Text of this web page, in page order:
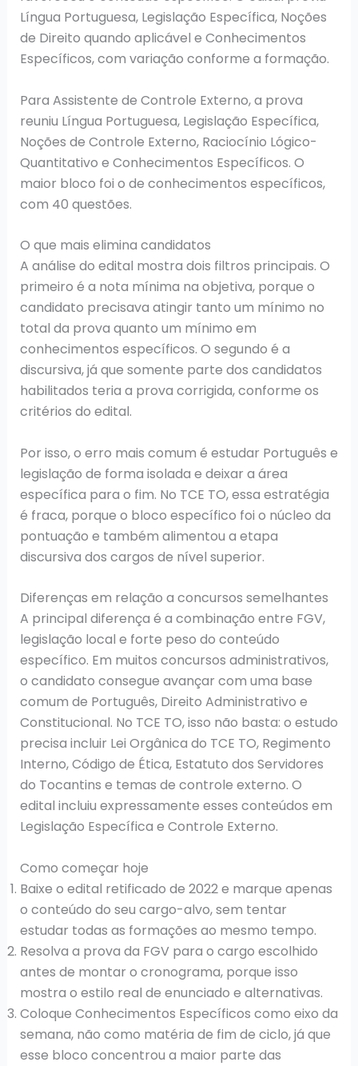
Língua Portuguesa, Legislação Específica, Noções
de Direito quando aplicável e Conhecimentos
Específicos, com variação conforme a formação.
Para Assistente de Controle Externo, a prova
reuniu Língua Portuguesa, Legislação Específica,
Noções de Controle Externo, Raciocínio Lógico-
Quantitativo e Conhecimentos Específicos. O
maior bloco foi o de conhecimentos específicos,
com 40 questões.
O que mais elimina candidatos
A análise do edital mostra dois filtros principais. O
primeiro é a nota mínima na objetiva, porque o
candidato precisava atingir tanto um mínimo no
total da prova quanto um mínimo em
conhecimentos específicos. O segundo é a
discursiva, já que somente parte dos candidatos
habilitados teria a prova corrigida, conforme os
critérios do edital.
Por isso, o erro mais comum é estudar Português e
legislação de forma isolada e deixar a área
específica para o fim. No TCE TO, essa estratégia
é fraca, porque o bloco específico foi o núcleo da
pontuação e também alimentou a etapa
discursiva dos cargos de nível superior.
Diferenças em relação a concursos semelhantes
A principal diferença é a combinação entre FGV,
legislação local e forte peso do conteúdo
específico. Em muitos concursos administrativos,
o candidato consegue avançar com uma base
comum de Português, Direito Administrativo e
Constitucional. No TCE TO, isso não basta: o estudo
precisa incluir Lei Orgânica do TCE TO, Regimento
Interno, Código de Ética, Estatuto dos Servidores
do Tocantins e temas de controle externo. O
edital incluiu expressamente esses conteúdos em
Legislação Específica e Controle Externo.
Como começar hoje
Baixe o edital retificado de 2022 e marque apenas
o conteúdo do seu cargo-alvo, sem tentar
estudar todas as formações ao mesmo tempo.
Resolva a prova da FGV para o cargo escolhido
antes de montar o cronograma, porque isso
mostra o estilo real de enunciado e alternativas.
Coloque Conhecimentos Específicos como eixo da
semana, não como matéria de fim de ciclo, já que
esse bloco concentrou a maior parte das